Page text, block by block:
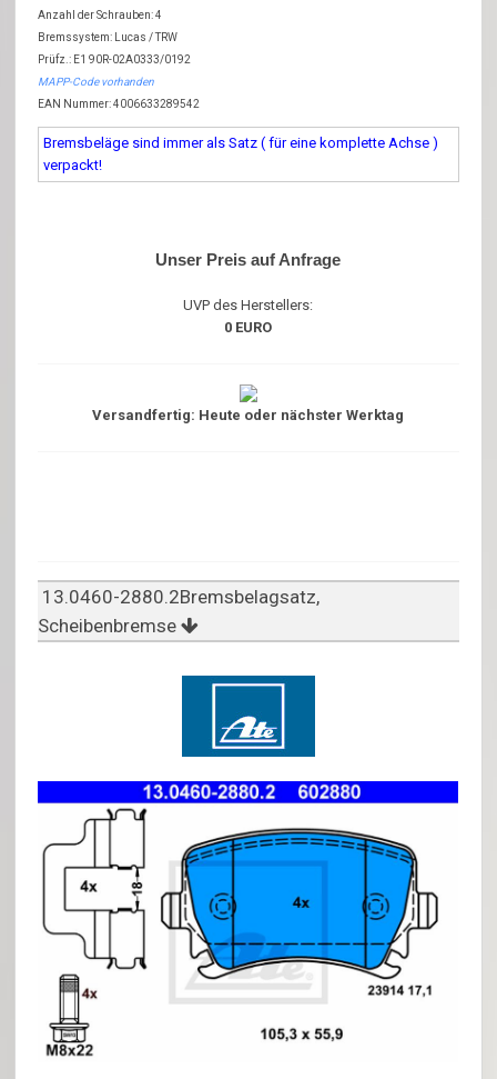
Anzahl der Schrauben: 4
Bremssystem: Lucas / TRW
Prüfz.: E1 90R-02A0333/0192
MAPP-Code vorhanden
EAN Nummer: 4006633289542
Bremsbeläge sind immer als Satz ( für eine komplette Achse )
verpackt!
Unser Preis auf Anfrage
UVP des Herstellers:
0 EURO
Versandfertig: Heute oder nächster Werktag
13.0460-2880.2Bremsbelagsatz,
Scheibenbremse